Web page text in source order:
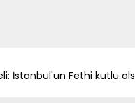
İstanbul'un Fethi kutlu